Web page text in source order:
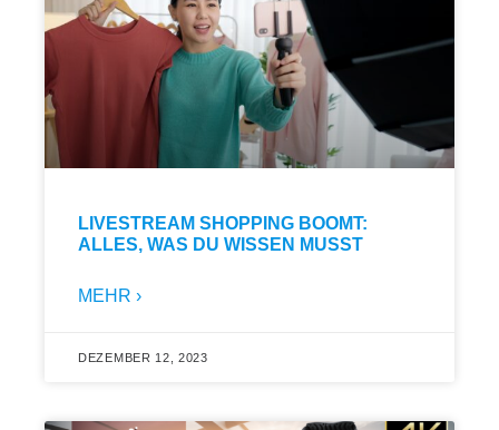
LIVESTREAM SHOPPING BOOMT:
ALLES, WAS DU WISSEN MUSST
MEHR ›
DEZEMBER 12, 2023